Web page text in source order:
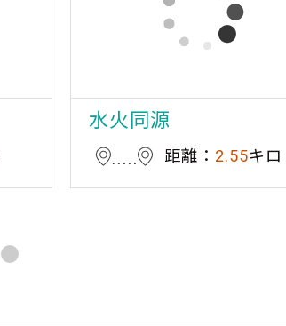
水火同源
距離： 2.55キロ